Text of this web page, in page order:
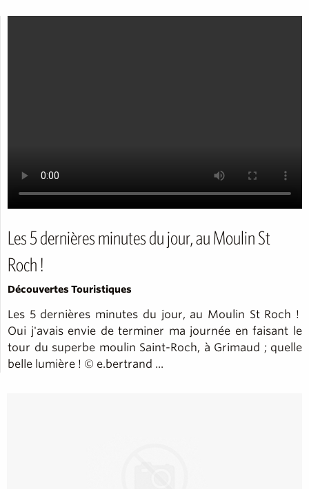
Les 5 dernières minutes du jour, au Moulin St
Roch !
Découvertes Touristiques
Les 5 dernières minutes du jour, au Moulin St Roch !
Oui j'avais envie de terminer ma journée en faisant le
tour du superbe moulin Saint-Roch, à Grimaud ; quelle
belle lumière ! © e.bertrand ...